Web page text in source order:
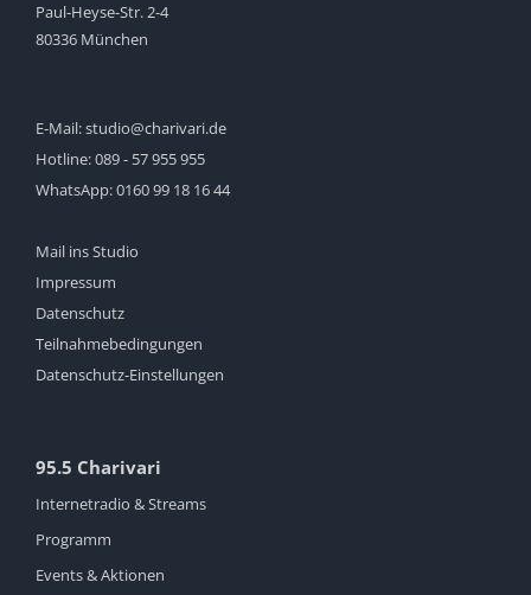
Paul-Heyse-Str. 2-4
80336 München
E-Mail:studio@charivari.de
Hotline:089 - 57 955 955
WhatsApp:0160 99 18 16 44
Mail ins Studio
Impressum
Datenschutz
Teilnahmebedingungen
Datenschutz-Einstellungen
95.5 Charivari
Internetradio & Streams
Programm
Events & Aktionen